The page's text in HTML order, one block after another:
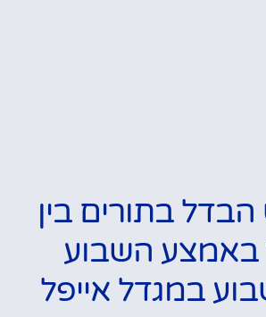
בתורים בין
באמצע השבוע
במגדל אייפל